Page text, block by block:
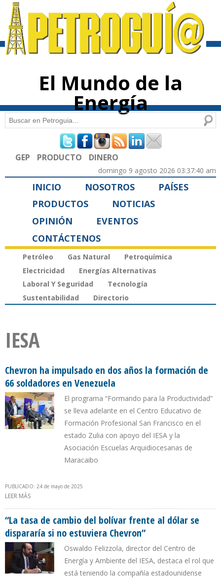
contenido
El Mundo de la
Energía
Formulario de búsqueda
Buscar
GEP PRODUCTO DINERO
domingo 9 agosto 2026 03:37:40 am
INICIO NOSOTROS
PAÍSES
PRODUCTOS
NOTICIAS
OPINIÓN
EVENTOS
CONTÁCTENOS
Petróleo Gas Natural
Petroquímica
Electricidad
Energías Alternativas
Laboral Y Seguridad
Tecnología
Sustentabilidad
Directorio
IESA
Chevron ha impulsado en dos años la formación de
66 soldadores en Venezuela
El programa “Formando para la Productividad”
se lleva adelante en el Centro Educativo de
Formación Profesional San Francisco en el
estado Zulia con apoyo del IESA y la
Asociación Escuelas Arquidiocesanas de
Maracaibo
PUBLICADO: 24 de mayo de 2025
LEER MÁS
“La tasa de cambio del bolívar frente al dólar se
dispararía si no estuviera Chevron”
Oswaldo Felizzola, director del Centro de
Energía y Ambiente del IESA, destaca el rol que
está teniendo la compañía estadounidense